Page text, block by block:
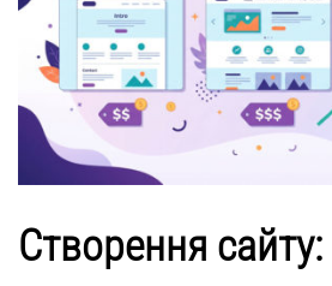
Створення сайту: